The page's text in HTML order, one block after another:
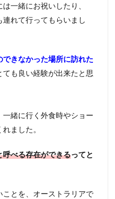
一緒にお祝いしたり、
れて行ってもらいまし
きなかった場所に訪れた
も良い経験が出来たと思
緒に行く外食時やショー
ました。
呼べる存在ができるってと
とを、オーストラリアで